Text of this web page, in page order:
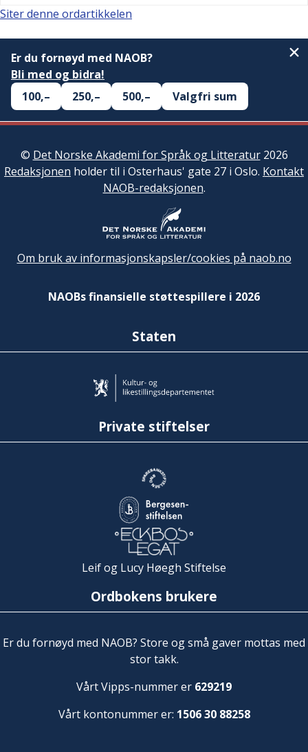
Siter denne ordartikkelen
Er du fornøyd med NAOB?
Bli med og bidra!
100,–
250,– 500,– Valgfri sum
© Det Norske Akademi for Språk og Litteratur2026
Redaksjonen holder til i Osterhaus' gate 27 i Oslo. Kontakt
NAOB-redaksjonen.
Om bruk av informasjonskapsler/cookies på naob.no
NAOBs finansielle støttespillere i 2026
Staten
Private stiftelser
Leif og Lucy Høegh Stiftelse
Ordbokens brukere
Er du fornøyd med NAOB? Store og små gaver mottas med
stor takk.
Vårt Vipps-nummer er 629219
Vårt kontonummer er: 1506 30 88258